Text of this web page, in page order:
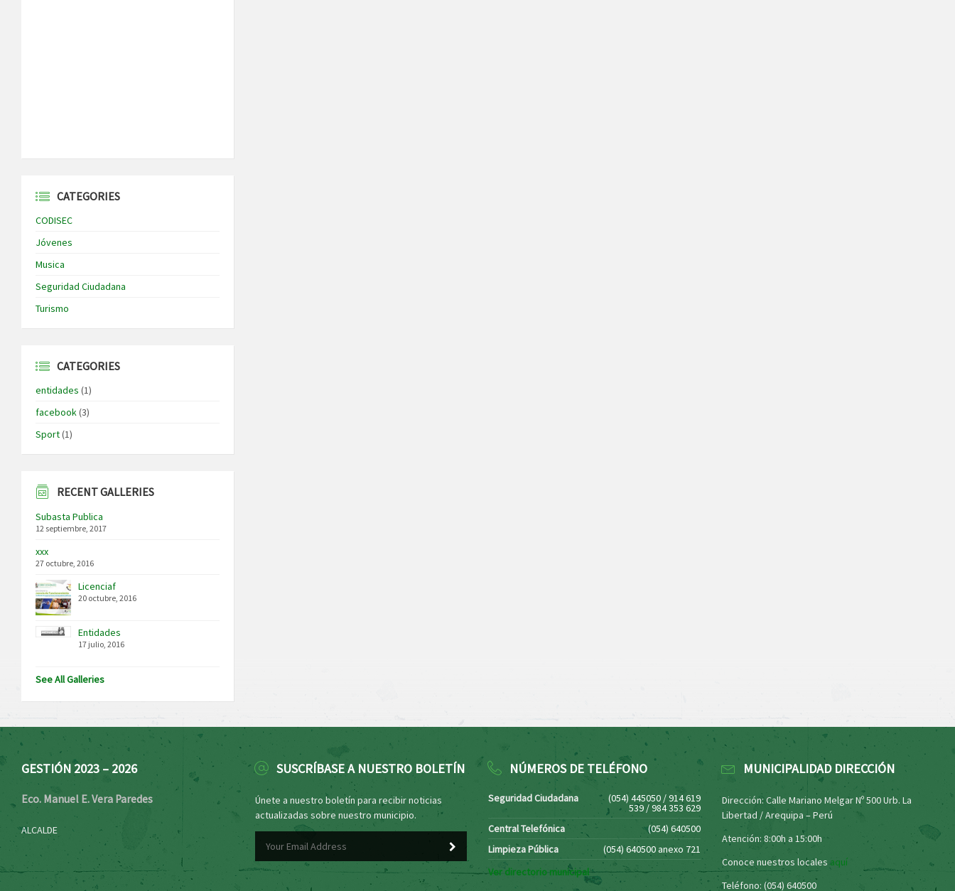
CATEGORIES
CODISEC
Jóvenes
Musica
Seguridad Ciudadana
Turismo
CATEGORIES
entidades (1)
facebook(3)
Sport(1)
RECENT GALLERIES
Subasta Publica
12 septiembre, 2017
xxx
27 octubre, 2016
Licenciaf
20 octubre, 2016
Entidades
17 julio, 2016
See All Galleries
GESTIÓN 2023 – 2026
Eco. Manuel E. Vera Paredes
ALCALDE
SUSCRÍBASE A NUESTRO BOLETÍN
Únete a nuestro boletín para recibir noticias
actualizadas sobre nuestro municipio.
NÚMEROS DE TELÉFONO
Seguridad Ciudadana (054) 445050 / 914 619
539 / 984 353 629
Central Telefónica
(054) 640500
Limpieza Pública
(054) 640500 anexo 721
Ver directorio municipal
MUNICIPALIDAD DIRECCIÓN
Dirección: Calle Mariano Melgar Nº 500 Urb. La
Libertad / Arequipa – Perú
Atención: 8:00h a 15:00h
Conoce nuestros locales aquí
Teléfono: (054) 640500